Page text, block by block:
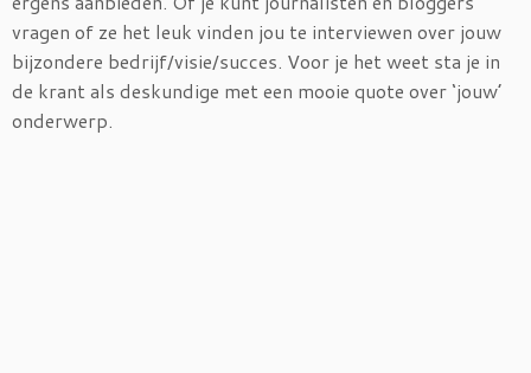
vragen of ze het leuk vinden jou te interviewen over jouw
bijzondere bedrijf/visie/succes. Voor je het weet sta je in
de krant als deskundige met een mooie quote over ‘jouw’
onderwerp.